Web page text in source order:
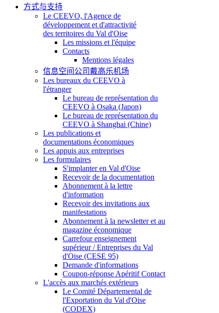
方式与支持
Le CEEVO, l'Agence de
développement et d'attractivité
des territoires du Val d'Oise
Les missions et l'équipe
Contacts
Mentions légales
信息空间公司戴高乐机场
Les bureaux du CEEVO à
l'étranger
Le bureau de représentation du
CEEVO à Osaka (Japon)
Le bureau de représentation du
CEEVO à Shanghai (Chine)
Les publications et
documentations économiques
Les appuis aux entreprises
Les formulaires
S'implanter en Val d'Oise
Recevoir de la documentation
Abonnement à la lettre
d'information
Recevoir des invitations aux
manifestations
Abonnement à la newsletter et au
magazine économique
Carrefour enseignement
supérieur / Entreprises du Val
d'Oise (CESE 95)
Demande d'informations
Coupon-réponse Apéritif Contact
L'accès aux marchés extérieurs
Le Comité Départemental de
l'Exportation du Val d'Oise
(CODEX)